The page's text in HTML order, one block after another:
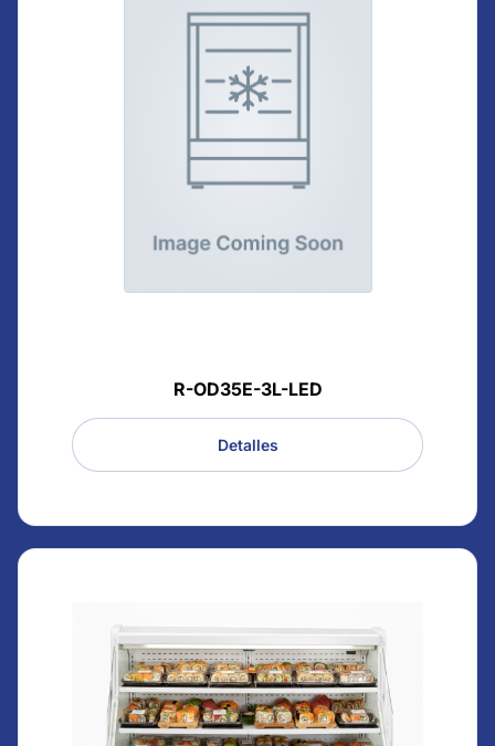
R-OD35E-3L-LED
Detalles